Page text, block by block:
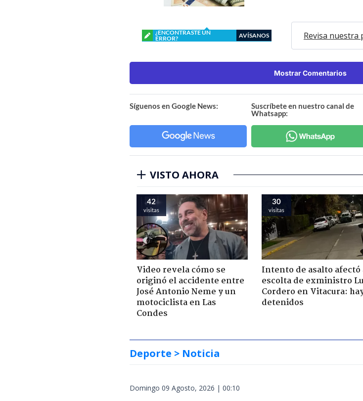
¿ENCONTRASTE UN
ERROR?
AVÍSANOS Revisa nuestra
Mostrar Comentarios
Síguenos en Google News:
Suscríbete en nuestro canal de
Whatsapp:
VISTO AHORA
42
visitas
Video revela cómo se
originó el accidente entre
José Antonio Neme y un
motociclista en Las
Condes
30
visitas
Intento de asalto afectó
escolta de exministro
Cordero en Vitacura:
detenidos
Deporte > Noticia
Domingo 09 Agosto, 2026 | 00:10